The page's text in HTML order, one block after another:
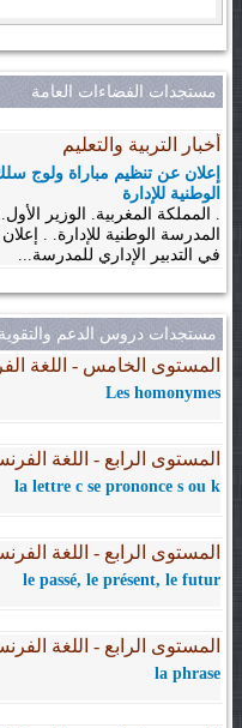
مستجدات الفضاءات العامة
أخبار التربية والتعليم
إعلان عن تنظيم مباراة ولوج
الوطنية للإدارة
. المملكة المغربية. الوزير
المدرسة الوطنية للإدارة. .
في التدبير الإداري للمدرسة...
مستجدات دروس الدعم والتقوية
المستوى الخامس - اللغة
Les homonymes
المستوى الرابع - اللغة
la lettre c se prononce s ou k
المستوى الرابع - اللغة
le passé, le présent, le futur
المستوى الرابع - اللغة
la phrase